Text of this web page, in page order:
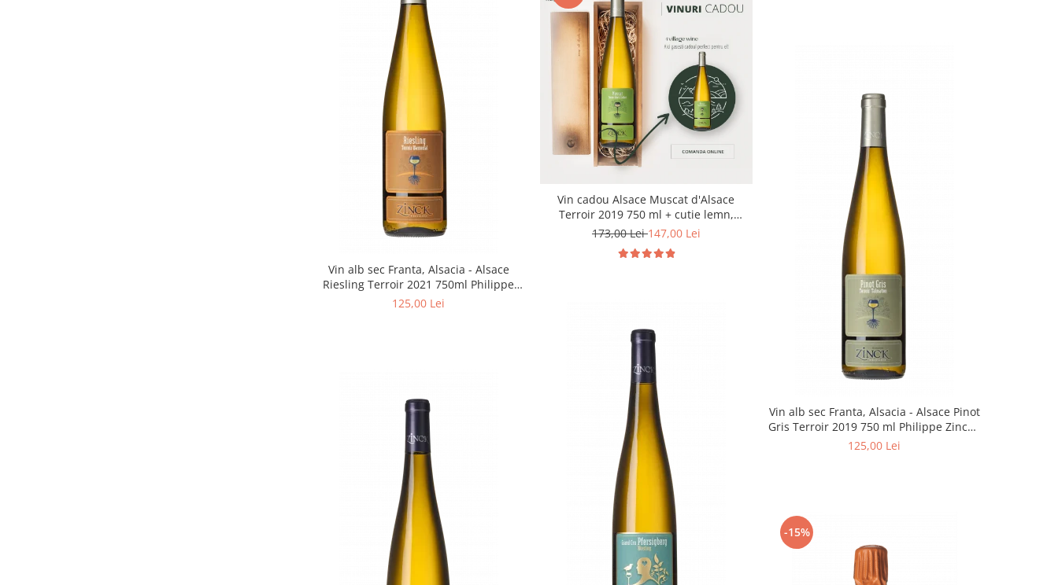
Vin alb sec Franta, Alsacia - Alsace
Riesling Terroir 2021 750ml Philippe
Zinck - Domaine Zinck
125,00 Lei
Vin cadou Alsace Muscat d'Alsace
Terroir 2019 750 ml + cutie lemn,
Domaine Zinck | Promotie vinuri cadou
173,00 Lei147,00 Lei
Vin alb sec Franta, Alsacia - Alsace Pinot
Gris Terroir 2019 750 ml Philippe Zinck -
Domaine Zinck
125,00 Lei
-15%